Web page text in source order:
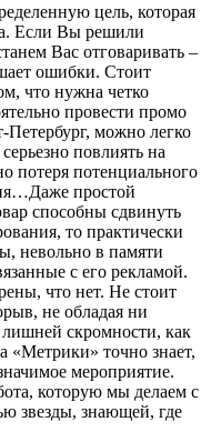
цель, которая
Если Вы решили
Вас отговаривать –
ошибки. Стоит
что нужна четко
провести промо
Петербург, можно легко
повлиять на
потеря потенциального
простой
способны сдвинуть
то практически
невольно в памяти
с его рекламой.
что нет. Не стоит
не обладая ни
скромности, как
«Метрики» точно знает,
мероприятие.
которую мы делаем с
звезды, знающей, где